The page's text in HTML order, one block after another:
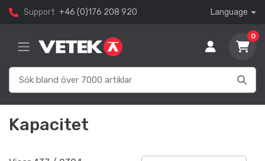
Support +46 (0)176 208 920 Language
0
Kapacitet